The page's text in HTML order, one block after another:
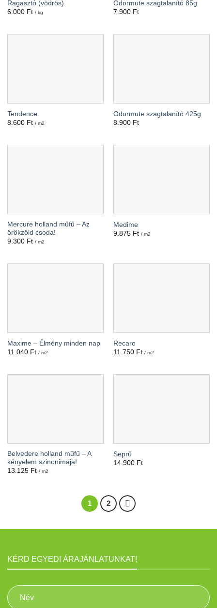
Ragasztó (vödrös)
6.000 Ft / kg
Odormute szagtalanító 85g
7.900 Ft
Tendence
8.600 Ft / m2
Odormute szagtalanító 425g
8.900 Ft
Mercure holland műfű – Az
örökzöld csoda!
9.300 Ft / m2
Medime
9.875 Ft / m2
Maxime – Élmény minden nap
11.040 Ft / m2
Recaro
11.750 Ft / m2
Belvedere holland műfű – A
kényelem szinonimája!
13.125 Ft / m2
Seprű
14.900 Ft
1 2
KÉRD EGYEDI ÁRAJÁNLATUNKAT!